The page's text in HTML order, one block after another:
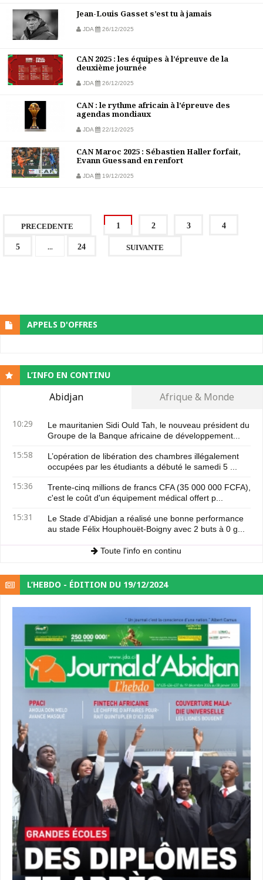
Jean-Louis Gasset s’est tu à jamais
JDA 26/12/2025
CAN 2025 : les équipes à l’épreuve de la
deuxième journée
JDA 26/12/2025
CAN : le rythme africain à l’épreuve des
agendas mondiaux
JDA 22/12/2025
CAN Maroc 2025 : Sébastien Haller forfait,
Evann Guessand en renfort
JDA 19/12/2025
PRECEDENTE 1 2 3 4
5 ... 24 SUIVANTE
APPELS D'OFFRES
L’INFO EN CONTINU
Abidjan Afrique & Monde
10:29
Le mauritanien Sidi Ould Tah, le nouveau président du
Groupe de la Banque africaine de développement...
15:58
L’opération de libération des chambres illégalement
occupées par les étudiants a débuté le samedi 5 ...
15:36
Trente-cinq millions de francs CFA (35 000 000 FCFA),
c'est le coût d'un équipement médical offert p...
15:31
Le Stade d’Abidjan a réalisé une bonne performance
au stade Félix Houphouët-Boigny avec 2 buts à 0 g...
Toute l'info en continu
L’HEBDO - ÉDITION DU 19/12/2024